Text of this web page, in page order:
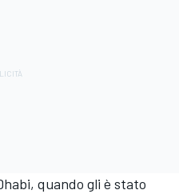
quando gli è stato